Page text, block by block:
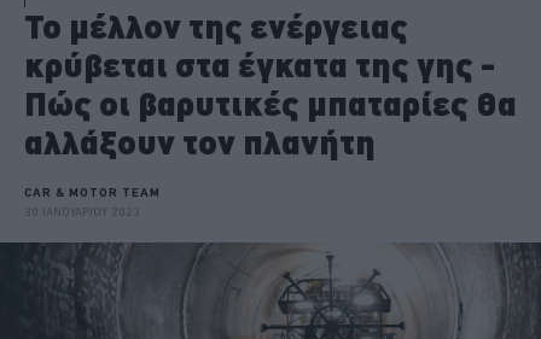
Το μέλλον της ενέργειας
κρύβεται στα έγκατα της γης -
Πώς οι βαρυτικές μπαταρίες θα
αλλάξουν τον πλανήτη
CAR & MOTOR TEAM
30 ΙΑΝΟΥΑΡΙΟΥ 2023